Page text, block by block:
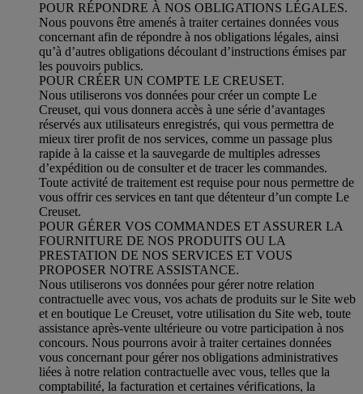
POUR RÉPONDRE À NOS OBLIGATIONS LÉGALES.
Nous pouvons être amenés à traiter certaines données vous
concernant afin de répondre à nos obligations légales, ainsi
qu’à d’autres obligations découlant d’instructions émises par
les pouvoirs publics.
POUR CRÉER UN COMPTE LE CREUSET.
Nous utiliserons vos données pour créer un compte Le
Creuset, qui vous donnera accès à une série d’avantages
réservés aux utilisateurs enregistrés, qui vous permettra de
mieux tirer profit de nos services, comme un passage plus
rapide à la caisse et la sauvegarde de multiples adresses
d’expédition ou de consulter et de tracer les commandes.
Toute activité de traitement est requise pour nous permettre de
vous offrir ces services en tant que détenteur d’un compte Le
Creuset.
POUR GÉRER VOS COMMANDES ET ASSURER LA
FOURNITURE DE NOS PRODUITS OU LA
PRESTATION DE NOS SERVICES ET VOUS
PROPOSER NOTRE ASSISTANCE.
Nous utiliserons vos données pour gérer notre relation
contractuelle avec vous, vos achats de produits sur le Site web
et en boutique Le Creuset, votre utilisation du Site web, toute
assistance après-vente ultérieure ou votre participation à nos
concours. Nous pourrons avoir à traiter certaines données
vous concernant pour gérer nos obligations administratives
liées à notre relation contractuelle avec vous, telles que la
comptabilité, la facturation et certaines vérifications, la